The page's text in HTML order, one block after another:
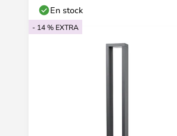
En stock
- 14 % EXTRA